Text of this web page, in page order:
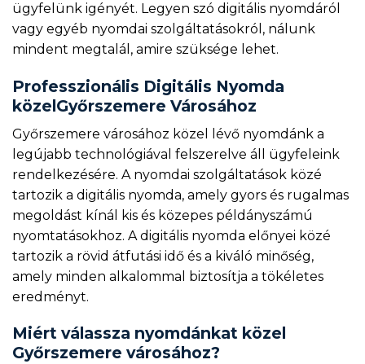
ügyfelünk igényét. Legyen szó digitális nyomdáról
vagy egyéb nyomdai szolgáltatásokról, nálunk
mindent megtalál, amire szüksége lehet.
Professzionális Digitális Nyomda
közelGyőrszemere Városához
Győrszemere városához közel lévő nyomdánk a
legújabb technológiával felszerelve áll ügyfeleink
rendelkezésére. A nyomdai szolgáltatások közé
tartozik a digitális nyomda, amely gyors és rugalmas
megoldást kínál kis és közepes példányszámú
nyomtatásokhoz. A digitális nyomda előnyei közé
tartozik a rövid átfutási idő és a kiváló minőség,
amely minden alkalommal biztosítja a tökéletes
eredményt.
Miért válassza nyomdánkat közel
Győrszemere városához?